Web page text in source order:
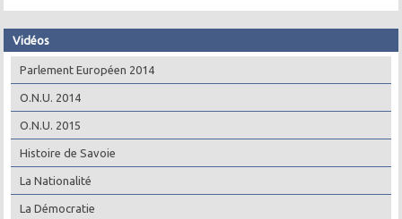
Vidéos
Parlement Européen 2014
O.N.U. 2014
O.N.U. 2015
Histoire de Savoie
La Nationalité
La Démocratie